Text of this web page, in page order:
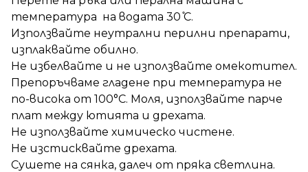
температура на водата 30 ̊С.
Използвайте неутрални перилни препарати,
изплаквайте обилно.
Не избелвайте и не използвайте омекотител.
Препоръчваме гладене при температура не
по-висока от 100°C. Моля, използвайте парче
плат между ютията и дрехата.
Не използвайте химическо чистене.
Не изстисквайте дрехата.
Сушете на сянка, далеч от пряка светлина.